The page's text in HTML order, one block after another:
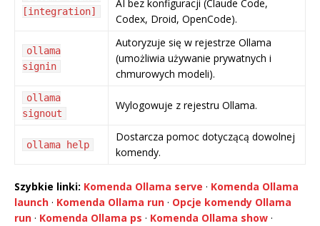
[integration]
AI bez konfiguracji (Claude Code,
Codex, Droid, OpenCode).
ollama
signin
Autoryzuje się w rejestrze Ollama
(umożliwia używanie prywatnych i
chmurowych modeli).
ollama
signout
Wylogowuje z rejestru Ollama.
ollama help
Dostarcza pomoc dotyczącą dowolnej
komendy.
Szybkie linki: Komenda Ollama serve · Komenda Ollama
launch · Komenda Ollama run · Opcje komendy Ollama
run · Komenda Ollama ps · Komenda Ollama show ·